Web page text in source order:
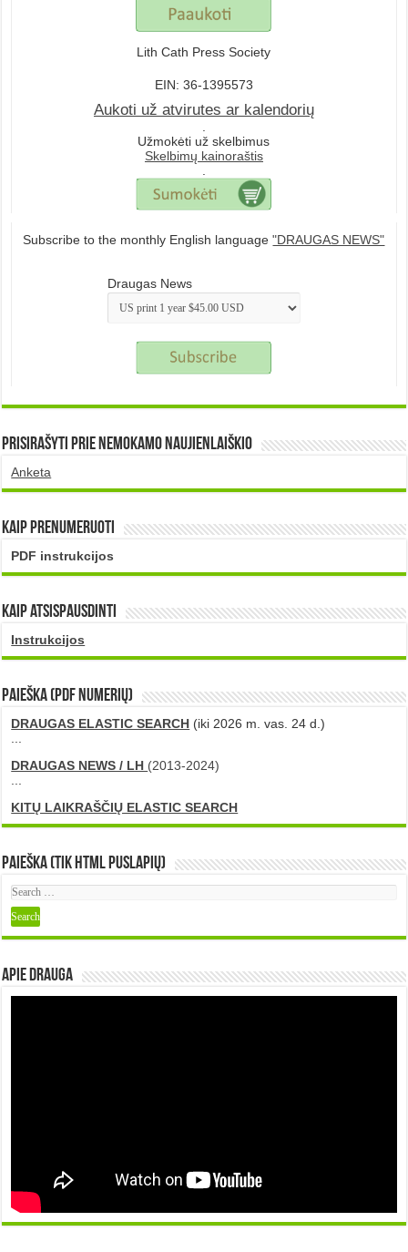
Lith Cath Press Society
EIN: 36-1395573
Aukoti už atvirutes ar kalendorių
Užmokėti už skelbimus
Skelbimų kainoraštis
Subscribe to the monthly English language"DRAUGAS NEWS"
Draugas News
Prisirašyti prie nemokamo naujienlaiškio
Anketa
Kaip prenumeruoti
PDF instrukcijos
Kaip atsispausdinti
Instrukcijos
PAIEŠKA (PDF numerių)
DRAUGAS ELASTIC SEARCH (iki 2026 m. vas. 24 d.)
DRAUGAS NEWS / LH (2013-2024)
KITŲ LAIKRAŠČIŲ ELASTIC SEARCH
Paieška (tik HTML puslapių)
Apie DRAUGA